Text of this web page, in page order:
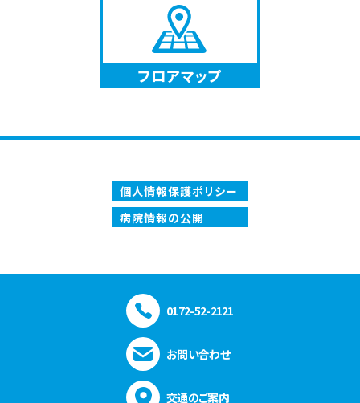
フロアマップ
個人情報保護ポリシー
病院情報の公開
0172-52-2121
お問い合わせ
交通のご案内